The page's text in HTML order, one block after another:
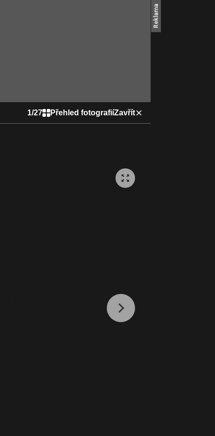
1/27 Přehled fotografiíZavřít